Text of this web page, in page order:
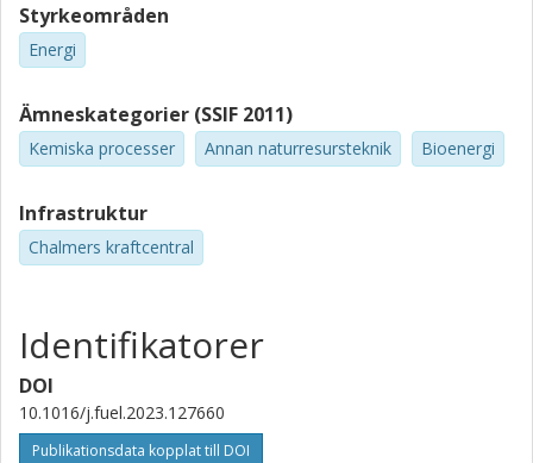
Styrkeområden
Energi
Ämneskategorier (SSIF 2011)
Kemiska processer Annan naturresursteknik Bioenergi
Infrastruktur
Chalmers kraftcentral
Identifikatorer
DOI
10.1016/j.fuel.2023.127660
Publikationsdata kopplat till DOI